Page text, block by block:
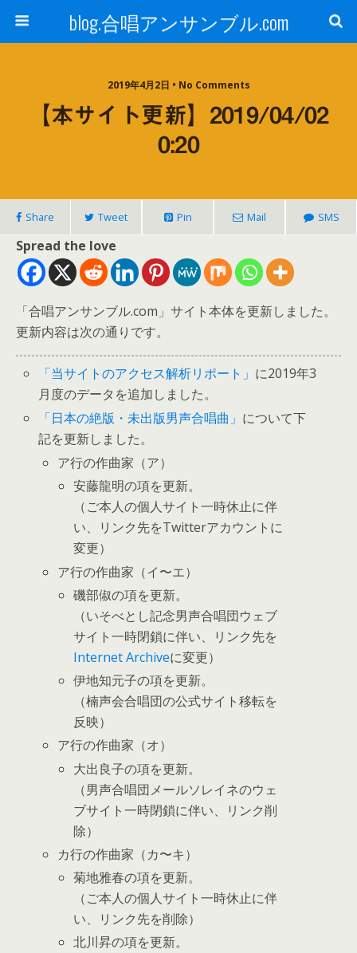
blog.合唱アンサンブル.com
2019年4月2日 • No Comments
【本サイト更新】2019/04/02
0:20
Share Tweet Pin Mail SMS
Spread the love
「合唱アンサンブル.com」サイト本体を更新しました。
更新内容は次の通りです。
「当サイトのアクセス解析リポート」 に2019年3
月度のデータを追加しました。
「日本の絶版・未出版男声合唱曲」 について下
記を更新しました。
ア行の作曲家（ア）
安藤龍明の項を更新。
（ご本人の個人サイト一時休止に伴
い、リンク先をTwitterアカウントに
変更）
ア行の作曲家（イ〜エ）
磯部俶の項を更新。
（いそべとし記念男声合唱団ウェブ
サイト一時閉鎖に伴い、リンク先を
Internet Archiveに変更）
伊地知元子の項を更新。
（楠声会合唱団の公式サイト移転を
反映）
ア行の作曲家（オ）
大出良子の項を更新。
（男声合唱団メールソレイネのウェ
ブサイト一時閉鎖に伴い、リンク削
除）
カ行の作曲家（カ〜キ）
菊地雅春の項を更新。
（ご本人の個人サイト一時休止に伴
い、リンク先を削除）
北川昇の項を更新。